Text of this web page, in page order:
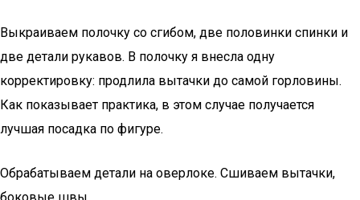
Выкраиваем полочку со сгибом, две половинки спинки и
две детали рукавов. В полочку я внесла одну
корректировку: продлила вытачки до самой горловины.
Как показывает практика, в этом случае получается
лучшая посадка по фигуре.
Обрабатываем детали на оверлоке. Сшиваем вытачки,